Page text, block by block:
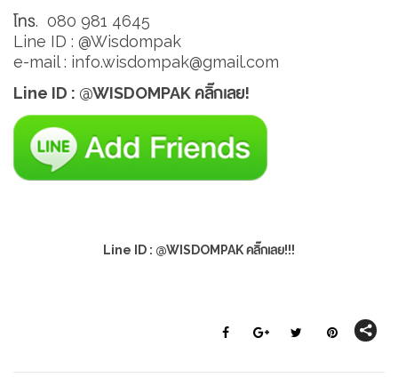
โทร. 080 981 4645
Line ID : @Wisdompak
e-mail : info.wisdompak@gmail.com
Line ID : @WISDOMPAK คลิ๊กเลย!
Line ID : @WISDOMPAK คลิ๊กเลย!!!